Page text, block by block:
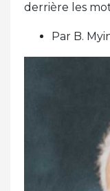
derrière les
Par B.